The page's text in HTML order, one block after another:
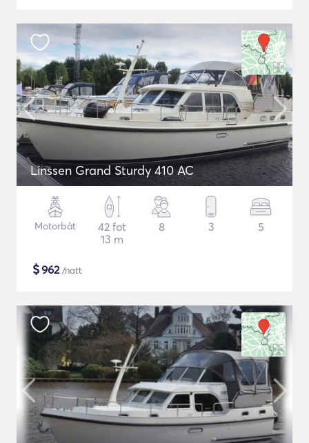
Linssen Grand Sturdy 410 AC
Motorbåt
42 fot
13 m
8 3 5
$962/natt